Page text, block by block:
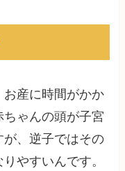
産に時間がかか
ゃんの頭が子宮
が、逆子ではその
やすいんです。